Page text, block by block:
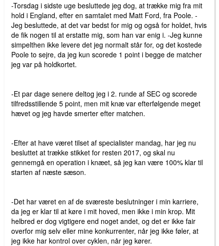
-Torsdag i sidste uge besluttede jeg dog, at trække mig fra mit
hold i England, efter en samtalet med Matt Ford, fra Poole. -
Jeg besluttede, at det var bedst for mig og også for holdet, hvis
de fik nogen til at erstatte mig, som han var enig i. -Jeg kunne
simpelthen ikke levere det jeg normalt står for, og det kostede
Poole to sejre, da jeg kun scorede 1 point i begge de matcher
jeg var på holdkortet.
-Et par dage senere deltog jeg i 2. runde af SEC og scorede
tilfredsstillende 5 point, men mit knæ var efterfølgende meget
hævet og jeg havde smerter efter matchen.
-Efter at have været tilset af specialister mandag, har jeg nu
besluttet at trække stikket for resten 2017, og skal nu
gennemgå en operation i knæet, så jeg kan være 100% klar til
starten af ​​næste sæson.
-Det har været en af ​​de sværeste beslutninger i min karriere,
da jeg er klar til at køre i mit hoved, men ikke i min krop. Mit
helbred er dog vigtigere end noget andet, og det er ikke fair
overfor mig selv eller mine konkurrenter, når jeg ikke føler, at
jeg ikke har kontrol over cyklen, når jeg kører.